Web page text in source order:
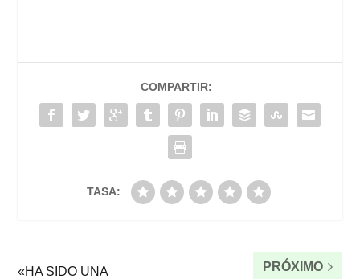
COMPARTIR:
TASA:
«HA SIDO UNA
PRÓXIMO